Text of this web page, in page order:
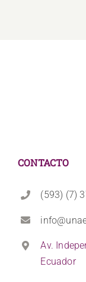
CONTACTO
(593) (7)
Av.
Ecuador